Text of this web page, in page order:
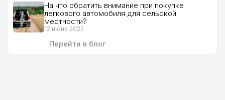
На что обратить внимание при покупке
легкового автомобиля для сельской
местности?
12 июня 2025
Перейти в блог